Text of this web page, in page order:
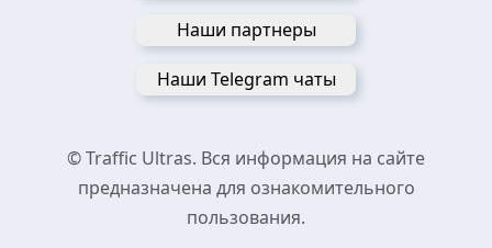
Наши партнеры
Наши Telegram чаты
© Traffic Ultras. Вся информация на сайте
предназначена для ознакомительного
пользования.